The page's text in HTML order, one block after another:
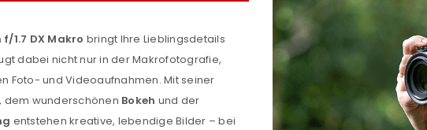
f/1.7 DX Makro bringt Ihre Lieblingsdetails
dabei nicht nur in der Makrofotografie,
Foto- und Videoaufnahmen. Mit seiner
, dem wunderschönen Bokeh und der
entstehen kreative, lebendige Bilder – bei